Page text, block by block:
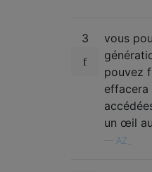
public void
if (
if (
}
3
vous
pouvez
effacera
un œil
AZ_